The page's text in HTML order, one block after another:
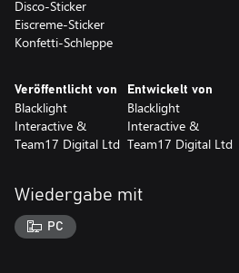
Disco-Sticker
Eiscreme-Sticker
Konfetti-Schleppe
Veröffentlicht von
Blacklight
Interactive &
Team17 Digital Ltd
Entwickelt von
Blacklight
Interactive &
Team17 Digital Ltd
Wiedergabe mit
PC